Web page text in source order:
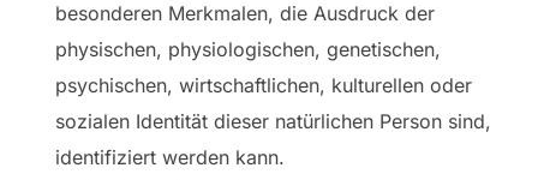
besonderen Merkmalen, die Ausdruck der
physischen, physiologischen, genetischen,
psychischen, wirtschaftlichen, kulturellen oder
sozialen Identität dieser natürlichen Person sind,
identifiziert werden kann.